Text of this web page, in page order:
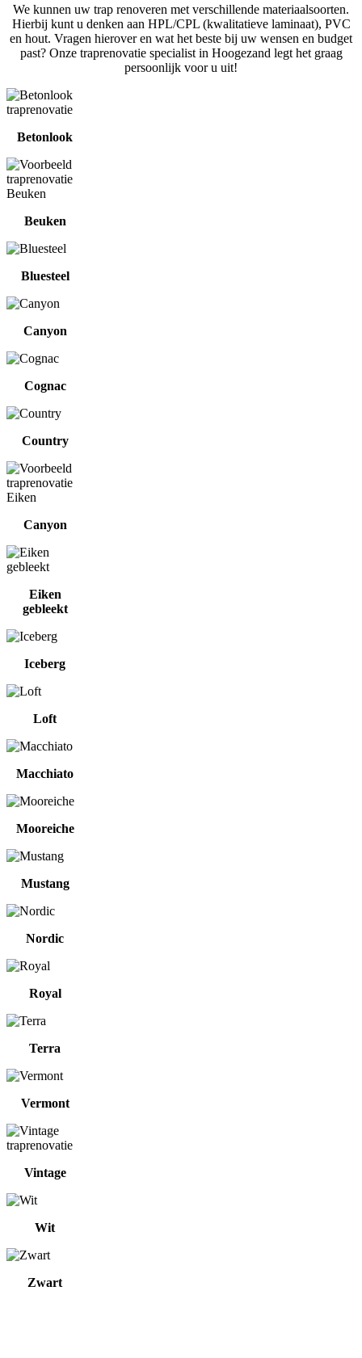
We kunnen uw trap renoveren met verschillende materiaalsoorten.
Hierbij kunt u denken aan HPL/CPL (kwalitatieve laminaat), PVC
en hout. Vragen hierover en wat het beste bij uw wensen en budget
past? Onze traprenovatie specialist in Hoogezand legt het graag
persoonlijk voor u uit!
Betonlook
Beuken
Bluesteel
Canyon
Cognac
Country
Canyon
Eiken
gebleekt
Iceberg
Loft
Macchiato
Mooreiche
Mustang
Nordic
Royal
Terra
Vermont
Vintage
Wit
Zwart